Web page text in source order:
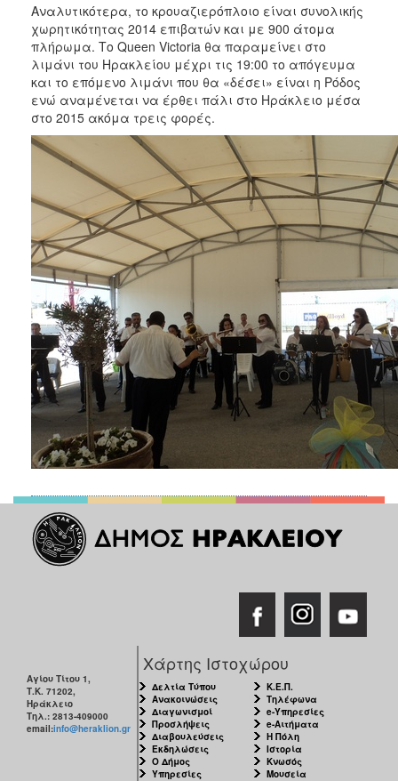
Αναλυτικότερα, το κρουαζιερόπλοιο είναι συνολικής
χωρητικότητας 2014 επιβατών και με 900 άτομα
πλήρωμα. Το Queen Victoria θα παραμείνει στο
λιμάνι του Ηρακλείου μέχρι τις 19:00 το απόγευμα
και το επόμενο λιμάνι που θα «δέσει» είναι η Ρόδος
ενώ αναμένεται να έρθει πάλι στο Ηράκλειο μέσα
στο 2015 ακόμα τρεις φορές.
Αγίου Τίτου 1,
Τ.Κ. 71202,
Ηράκλειο
Τηλ.: 2813-409000
email:info@heraklion.gr
Χάρτης Ιστοχώρου
Δελτία Τύπου
Ανακοινώσεις
Διαγωνισμοί
Προσλήψεις
Διαβουλεύσεις
Εκδηλώσεις
Ο Δήμος
Υπηρεσίες
Κ.Ε.Π.
Τηλέφωνα
e-Υπηρεσίες
e-Αιτήματα
Η Πόλη
Ιστορία
Κνωσός
Μουσεία